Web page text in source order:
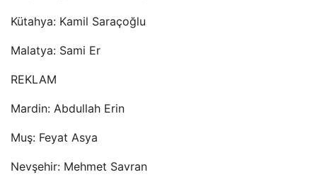
Kütahya: Kamil Saraçoğlu
Malatya: Sami Er
REKLAM
Mardin: Abdullah Erin
Muş: Feyat Asya
Nevşehir: Mehmet Savran